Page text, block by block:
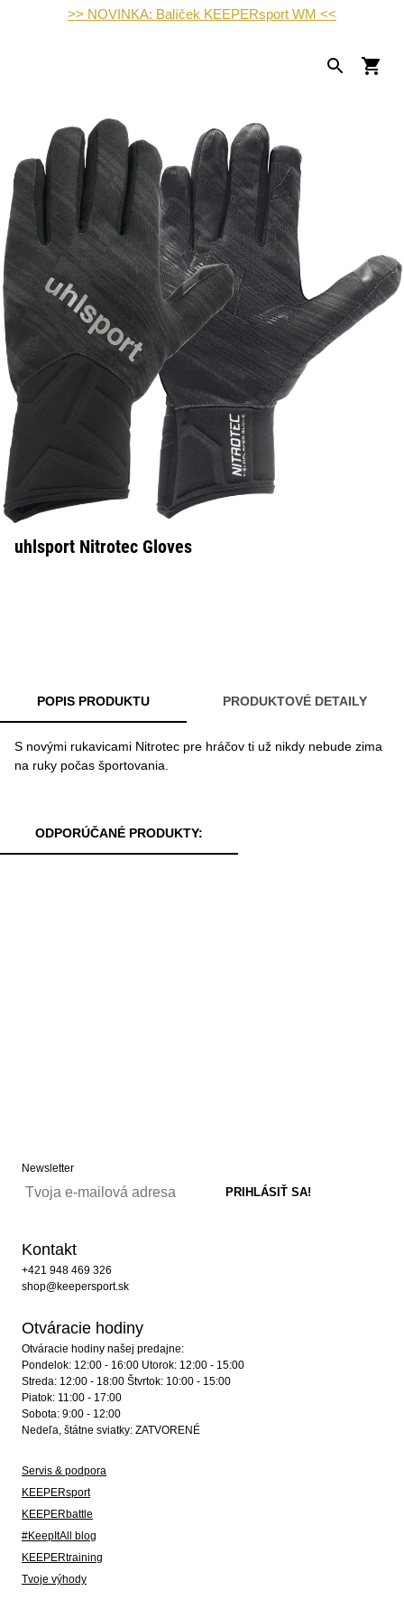
>> NOVINKA: Balíček KEEPERsport WM <<
uhlsport Nitrotec Gloves
POPIS PRODUKTU PRODUKTOVÉ DETAILY
S novými rukavicami Nitrotec pre hráčov ti už nikdy nebude zima
na ruky počas športovania.
ODPORÚČANÉ PRODUKTY:
Newsletter
Kontakt
+421 948 469 326
shop@keepersport.sk
Otváracie hodiny
Otváracie hodiny našej predajne:
Pondelok: 12:00 - 16:00 Utorok: 12:00 - 15:00
Streda: 12:00 - 18:00 Štvrtok: 10:00 - 15:00
Piatok: 11:00 - 17:00
Sobota: 9:00 - 12:00
Nedeľa, štátne sviatky: ZATVORENÉ
Servis & podpora
KEEPERsport
KEEPERbattle
#KeepItAll blog
KEEPERtraining
Tvoje výhody